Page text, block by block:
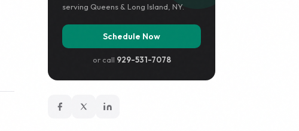
serving Queens & Long Island, NY.
Schedule Now
or call 929-531-7078